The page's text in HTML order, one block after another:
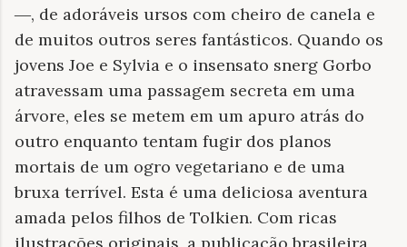
―, de adoráveis ursos com cheiro de canela e
de muitos outros seres fantásticos. Quando os
jovens Joe e Sylvia e o insensato snerg Gorbo
atravessam uma passagem secreta em uma
árvore, eles se metem em um apuro atrás do
outro enquanto tentam fugir dos planos
mortais de um ogro vegetariano e de uma
bruxa terrível. Esta é uma deliciosa aventura
amada pelos filhos de Tolkien. Com ricas